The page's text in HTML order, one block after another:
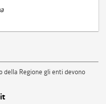
della Regione gli enti devono